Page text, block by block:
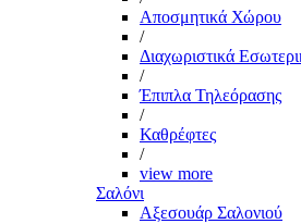
Αποσμητικά Χώρου
/
Διαχωριστικά
/
Έπιπλα Τηλεόρασης
/
Καθρέφτες
/
view more
Σαλόνι
Αξεσουάρ Σαλονιού